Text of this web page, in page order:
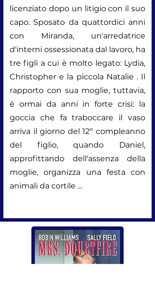
licenziato dopo un litigio con il suo
capo. Sposato da quattordici anni
con Miranda, un'arredatrice
d'interni ossessionata dal lavoro, ha
tre figli a cui è molto legato: Lydia,
Christopher e la piccola Natalie . Il
rapporto con sua moglie, tuttavia,
è ormai da anni in forte crisi: la
goccia che fa traboccare il vaso
arriva il giorno del 12º compleanno
del figlio, quando Daniel,
approfittando dell'assenza della
moglie, organizza una festa con
animali da cortile ...